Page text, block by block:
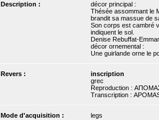
Description :
décor principal :
Thésée assommant le
brandit sa massue de
Son corps est cambré
indiquent le sol.
Denise Rebuffat-
décor ornemental :
Une guirlande orne le
Revers :
inscription
grec
Reproduction :
Transcription :
Mode d'acquisition : legs